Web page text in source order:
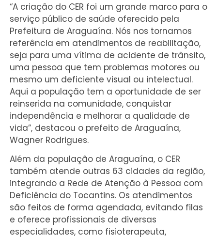
“A criação do CER foi um grande marco para o
serviço público de saúde oferecido pela
Prefeitura de Araguaína. Nós nos tornamos
referência em atendimentos de reabilitação,
seja para uma vítima de acidente de trânsito,
uma pessoa que tem problemas motores ou
mesmo um deficiente visual ou intelectual.
Aqui a população tem a oportunidade de ser
reinserida na comunidade, conquistar
independência e melhorar a qualidade de
vida”, destacou o prefeito de Araguaína,
Wagner Rodrigues.
Além da população de Araguaína, o CER
também atende outras 63 cidades da região,
integrando a Rede de Atenção à Pessoa com
Deficiência do Tocantins. Os atendimentos
são feitos de forma agendada, evitando filas
e oferece profissionais de diversas
especialidades, como fisioterapeuta,